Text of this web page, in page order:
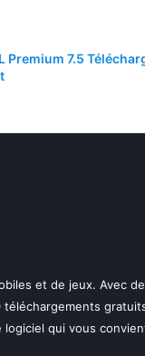
Premium 7.5
et de jeux. Avec
qui vous